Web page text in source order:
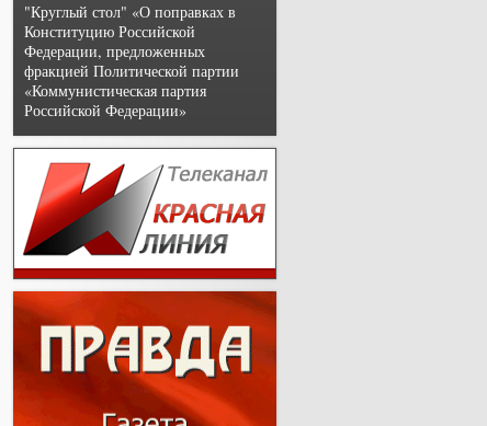
"Круглый стол" «О поправках в
Конституцию Российской
Федерации, предложенных
фракцией Политической партии
«Коммунистическая партия
Российской Федерации»